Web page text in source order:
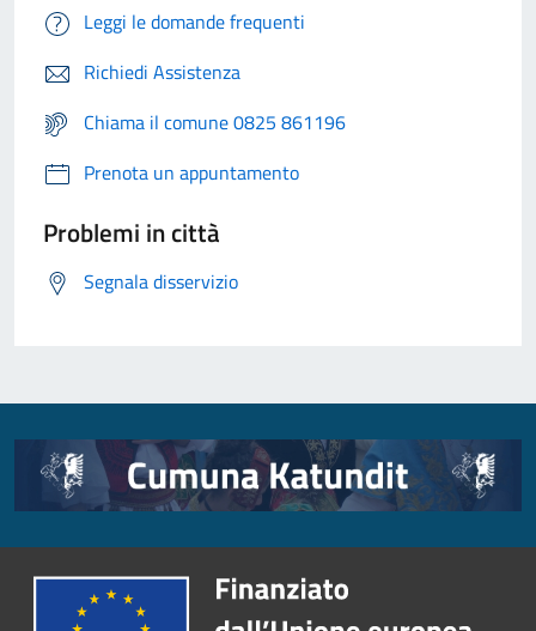
Leggi le domande frequenti
Richiedi Assistenza
Chiama il comune 0825 861196
Prenota un appuntamento
Problemi in città
Segnala disservizio